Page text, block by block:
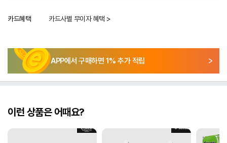
카드혜택 카드사별 무이자 혜택 >
APP에서 구매하면 1% 추가 적립
이런 상품은 어때요?